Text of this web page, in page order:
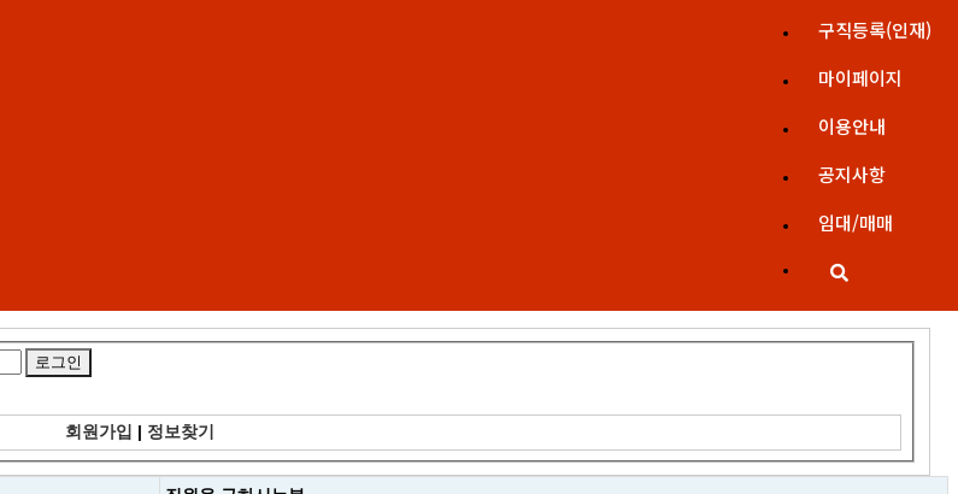
구직등록(인재)
마이페이지
이용안내
공지사항
임대/매매
회원가입 | 정보찾기